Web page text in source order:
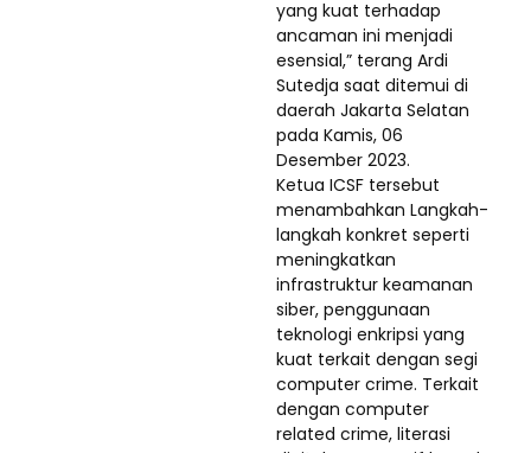
yang kuat terhadap
ancaman ini menjadi
esensial,” terang Ardi
Sutedja saat ditemui di
daerah Jakarta Selatan
pada Kamis, 06
Desember 2023.
Ketua ICSF tersebut
menambahkan Langkah-
langkah konkret seperti
meningkatkan
infrastruktur keamanan
siber, penggunaan
teknologi enkripsi yang
kuat terkait dengan segi
computer crime. Terkait
dengan computer
related crime, literasi